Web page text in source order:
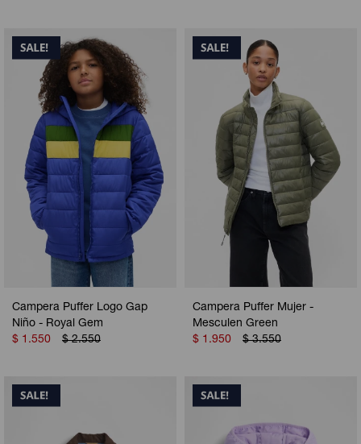
Campera Puffer Logo Gap
Niño - Royal Gem
$ 1.550 $ 2.550
Campera Puffer Mujer -
Mesculen Green
$ 1.950 $ 3.550